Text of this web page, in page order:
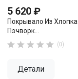
5 620 ₽
Покрывало Из Хлопка
Пэчворк...
     (0)
Детали